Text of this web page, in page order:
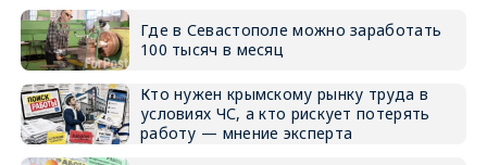
Где в Севастополе можно заработать
100 тысяч в месяц
Кто нужен крымскому рынку труда в
условиях ЧС, а кто рискует потерять
работу — мнение эксперта